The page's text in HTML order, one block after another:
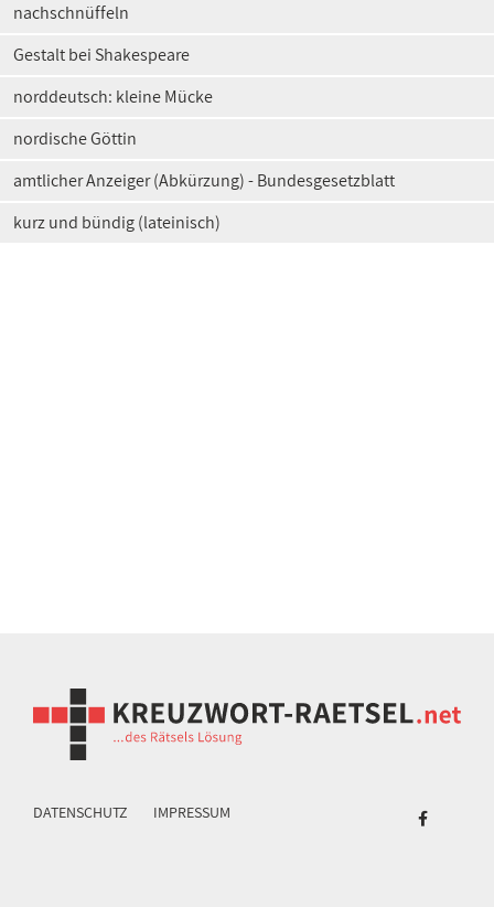
nachschnüffeln
Gestalt bei Shakespeare
norddeutsch: kleine Mücke
nordische Göttin
amtlicher Anzeiger (Abkürzung) - Bundesgesetzblatt
kurz und bündig (lateinisch)
DATENSCHUTZ IMPRESSUM